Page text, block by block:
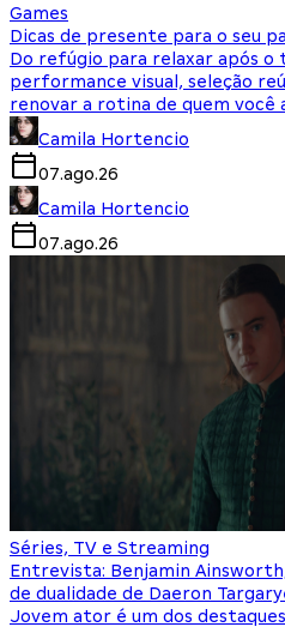
Games
Dicas de presente para o seu
Do refúgio para relaxar após o
performance visual, seleção
renovar a rotina de quem você
Camila Hortencio
07.ago.26
Camila Hortencio
07.ago.26
Séries, TV e Streaming
Entrevista: Benjamin
de dualidade de Daeron
Jovem ator é um dos